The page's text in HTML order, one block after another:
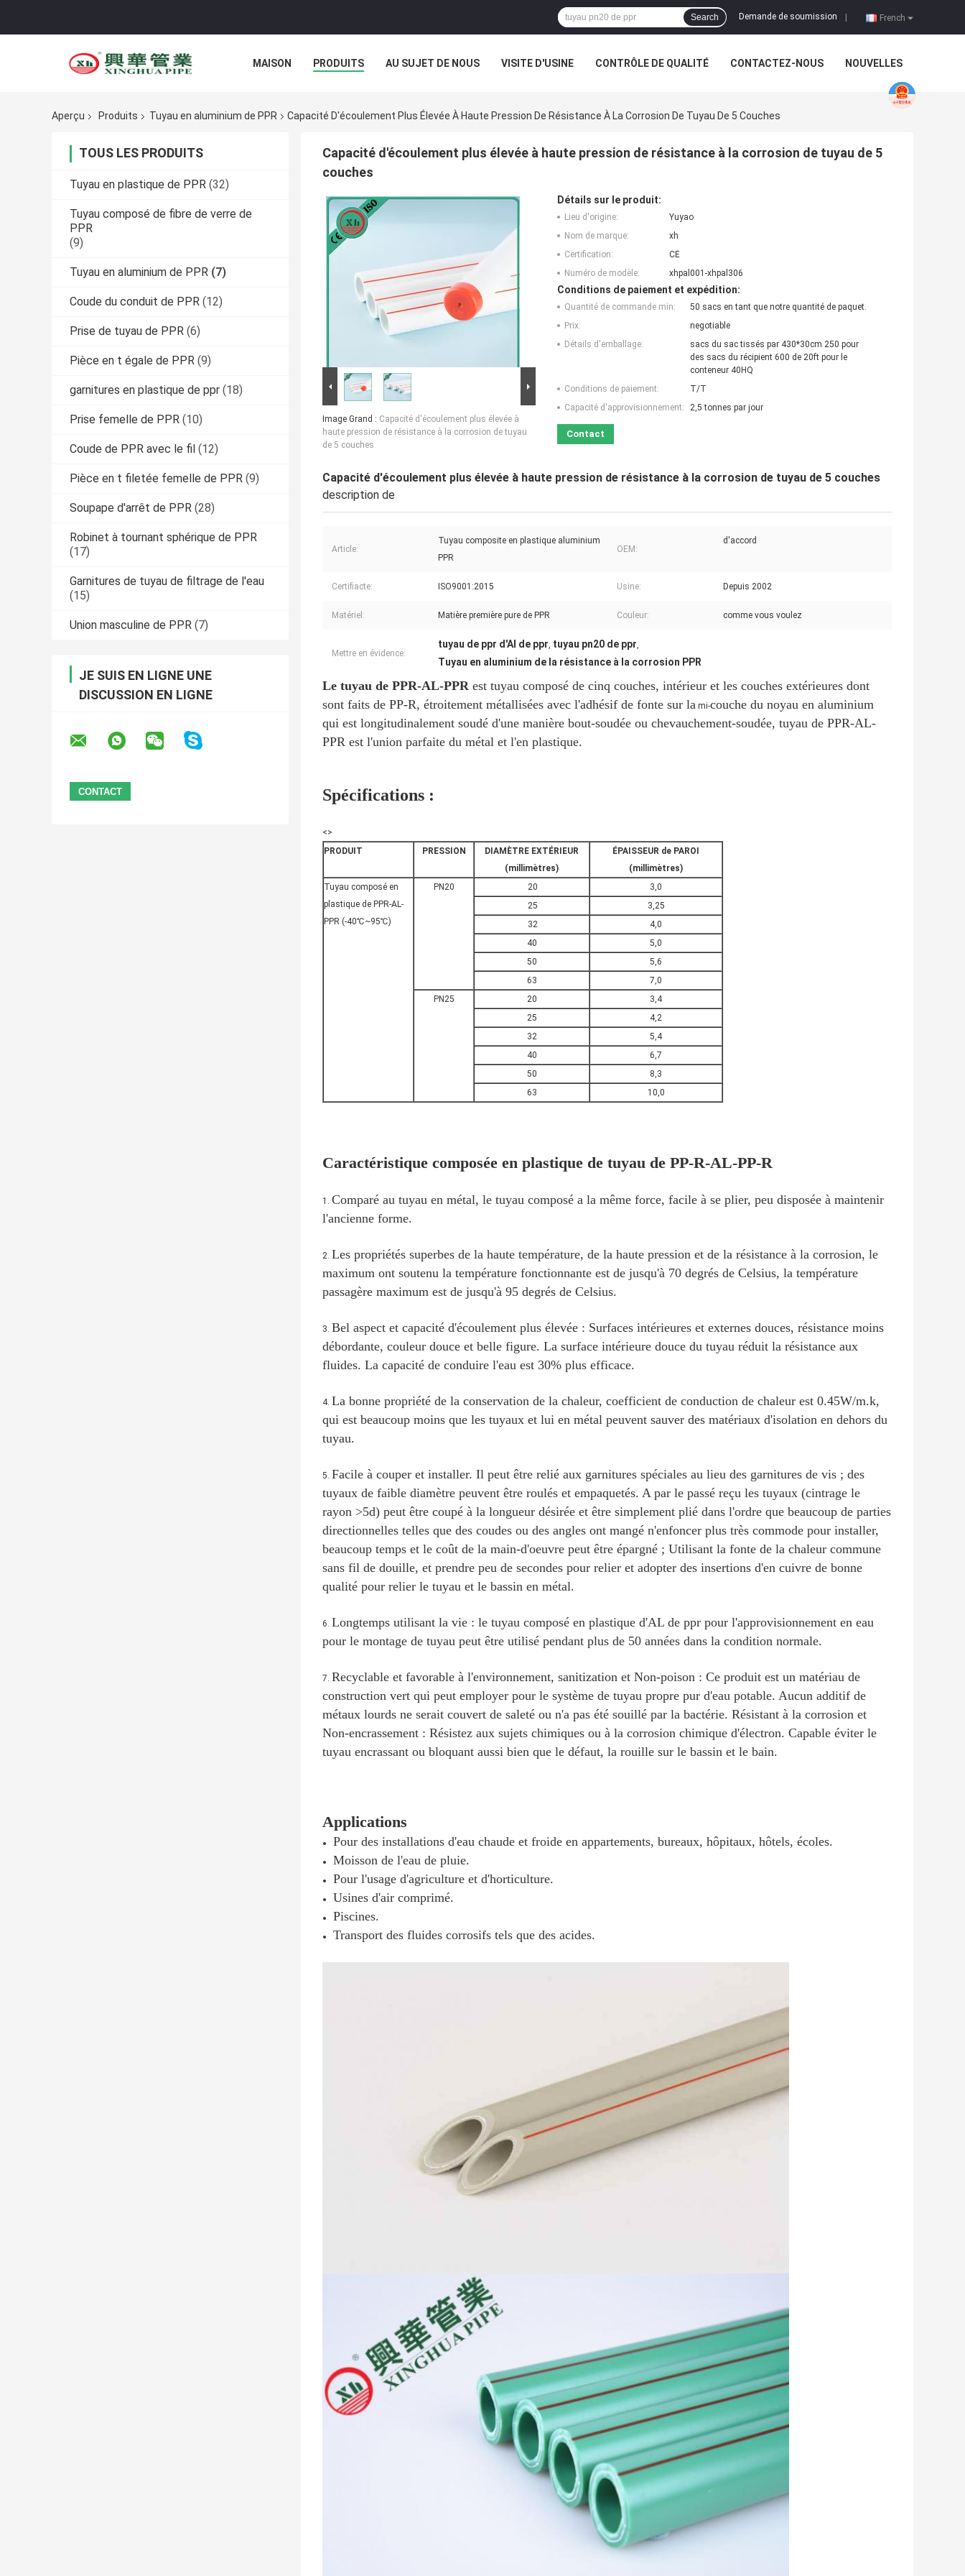
French
Demande de soumission
Search
MAISON PRODUITS AU SUJET DE NOUS VISITE D'USINE CONTRÔLE DE QUALITÉ CONTACTEZ-NOUS NOUVELLES
Aperçu Produits Tuyau en aluminium de PPR Capacité D'écoulement Plus Élevée À Haute Pression De Résistance À La Corrosion De Tuyau De 5 Couches
TOUS LES PRODUITS
Tuyau en plastique de PPR (32)
Tuyau composé de fibre de verre de
PPR
(9)
Tuyau en aluminium de PPR (7)
Coude du conduit de PPR (12)
Prise de tuyau de PPR (6)
Pièce en t égale de PPR (9)
garnitures en plastique de ppr (18)
Prise femelle de PPR (10)
Coude de PPR avec le fil (12)
Pièce en t filetée femelle de PPR (9)
Soupape d'arrêt de PPR (28)
Robinet à tournant sphérique de PPR
(17)
Garnitures de tuyau de filtrage de l'eau
(15)
Union masculine de PPR (7)
JE SUIS EN LIGNE UNE
DISCUSSION EN LIGNE
Capacité d'écoulement plus élevée à haute pression de résistance à la corrosion de tuyau de 5
couches
Image Grand : Capacité d'écoulement plus élevée à
haute pression de résistance à la corrosion de tuyau
de 5 couches
Détails sur le produit:
Lieu d'origine:
Yuyao
Nom de marque:
xh
Certification:
CE
Numéro de modèle:
xhpal001-xhpal306
Conditions de paiement et expédition:
Quantité de commande min:
50 sacs en tant que notre quantité de paquet.
Prix:
negotiable
Détails d'emballage:
sacs du sac tissés par 430*30cm 250 pour
des sacs du récipient 600 de 20ft pour le
conteneur 40HQ
Conditions de paiement:
T/T
Capacité d'approvisionnement:
2,5 tonnes par jour
Contact
Capacité d'écoulement plus élevée à haute pression de résistance à la corrosion de tuyau de 5 couches
description de
Article:
Tuyau composite en plastique aluminium
PPR
OEM:
d'accord
Certifiacte: ISO9001:2015 Usine: Depuis 2002
Matériel: Matière première pure de PPR Couleur: comme vous voulez
Mettre en évidence:
tuyau de ppr d'Al de ppr, tuyau pn20 de ppr,
Tuyau en aluminium de la résistance à la corrosion PPR
Le tuyau de PPR-AL-PPR est tuyau composé de cinq couches, intérieur et les couches extérieures dont
sont faits de PP-R, étroitement métallisées avec l'adhésif de fonte sur la mi-couche du noyau en aluminium
qui est longitudinalement soudé d'une manière bout-soudée ou chevauchement-soudée, tuyau de PPR-AL-
PPR est l'union parfaite du métal et l'en plastique.
Spécifications :
<>
PRODUIT
PRESSION
DIAMÈTRE EXTÉRIEUR
(millimètres)
ÉPAISSEUR de PAROI
(millimètres)
Tuyau composé en
plastique de PPR-AL-
PPR (-40℃~95℃)
PN20 20
3,0
25
3,25
32
4,0
40
5,0
50
5,6
63
7,0
PN25
20
3,4
25
4,2
32
5,4
40
6,7
50
8,3
63
10,0
Caractéristique composée en plastique de tuyau de PP-R-AL-PP-R
1. Comparé au tuyau en métal, le tuyau composé a la même force, facile à se plier, peu disposée à maintenir
l'ancienne forme.
2. Les propriétés superbes de la haute température, de la haute pression et de la résistance à la corrosion, le
maximum ont soutenu la température fonctionnante est de jusqu'à 70 degrés de Celsius, la température
passagère maximum est de jusqu'à 95 degrés de Celsius.
3. Bel aspect et capacité d'écoulement plus élevée : Surfaces intérieures et externes douces, résistance moins
débordante, couleur douce et belle figure. La surface intérieure douce du tuyau réduit la résistance aux
fluides. La capacité de conduire l'eau est 30% plus efficace.
4. La bonne propriété de la conservation de la chaleur, coefficient de conduction de chaleur est 0.45W/m.k,
qui est beaucoup moins que les tuyaux et lui en métal peuvent sauver des matériaux d'isolation en dehors du
tuyau.
5. Facile à couper et installer. Il peut être relié aux garnitures spéciales au lieu des garnitures de vis ; des
tuyaux de faible diamètre peuvent être roulés et empaquetés. A par le passé reçu les tuyaux (cintrage le
rayon >5d) peut être coupé à la longueur désirée et être simplement plié dans l'ordre que beaucoup de parties
directionnelles telles que des coudes ou des angles ont mangé n'enfoncer plus très commode pour installer,
beaucoup temps et le coût de la main-d'oeuvre peut être épargné ; Utilisant la fonte de la chaleur commune
sans fil de douille, et prendre peu de secondes pour relier et adopter des insertions d'en cuivre de bonne
qualité pour relier le tuyau et le bassin en métal.
6. Longtemps utilisant la vie : le tuyau composé en plastique d'AL de ppr pour l'approvisionnement en eau
pour le montage de tuyau peut être utilisé pendant plus de 50 années dans la condition normale.
7. Recyclable et favorable à l'environnement, sanitization et Non-poison : Ce produit est un matériau de
construction vert qui peut employer pour le système de tuyau propre pur d'eau potable. Aucun additif de
métaux lourds ne serait couvert de saleté ou n'a pas été souillé par la bactérie. Résistant à la corrosion et
Non-encrassement : Résistez aux sujets chimiques ou à la corrosion chimique d'électron. Capable éviter le
tuyau encrassant ou bloquant aussi bien que le défaut, la rouille sur le bassin et le bain.
Applications
Pour des installations d'eau chaude et froide en appartements, bureaux, hôpitaux, hôtels, écoles.
Moisson de l'eau de pluie.
Pour l'usage d'agriculture et d'horticulture.
Usines d'air comprimé.
Piscines.
Transport des fluides corrosifs tels que des acides.